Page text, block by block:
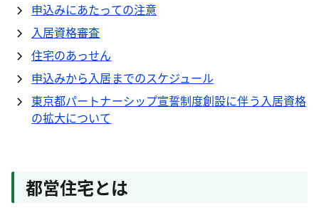
申込みにあたっての注意
入居資格審査
住宅のあっせん
申込みから入居までのスケジュール
東京都パートナーシップ宣誓制度創設に伴う入居資格
の拡大について
都営住宅とは